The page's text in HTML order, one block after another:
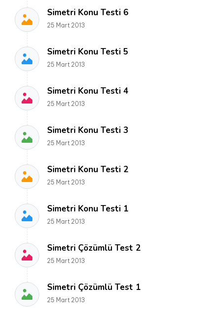
Simetri Konu Testi 6
25 Mart 2013
Simetri Konu Testi 5
25 Mart 2013
Simetri Konu Testi 4
25 Mart 2013
Simetri Konu Testi 3
25 Mart 2013
Simetri Konu Testi 2
25 Mart 2013
Simetri Konu Testi 1
25 Mart 2013
Simetri Çözümlü Test 2
25 Mart 2013
Simetri Çözümlü Test 1
25 Mart 2013